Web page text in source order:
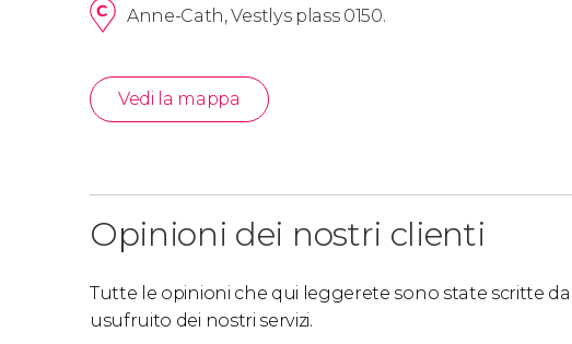
Anne-Cath, Vestlys plass 0150.
Vedi la mappa
Opinioni dei nostri clienti
Tutte le opinioni che qui leggerete sono state scritte
usufruito dei nostri servizi.